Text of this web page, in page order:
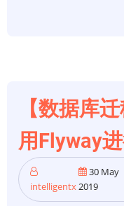
目
中
使
用
Flyway
进
【数据库
用Flyway
intelligentx
30 May
2019